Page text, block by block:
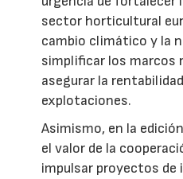
sector horticultural
cambio climático y la
simplificar los marcos
asegurar la
explotaciones.
Asimismo, en la
el valor de la
impulsar proyectos de